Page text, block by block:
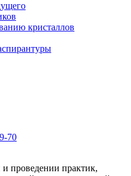
кристаллов
70
проведении практик,